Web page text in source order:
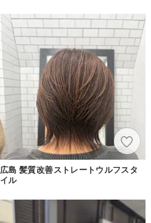
広島 髪質改善ストレートウルフスタ
イル